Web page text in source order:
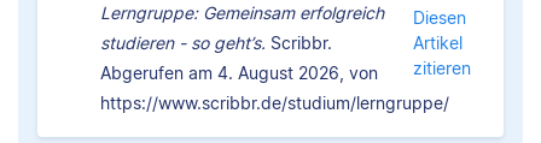
Lerngruppe: Gemeinsam erfolgreich
studieren - so geht’s. Scribbr.
Abgerufen am 4. August 2026, von
https://www.scribbr.de/studium/lerngruppe/
Diesen
Artikel
zitieren